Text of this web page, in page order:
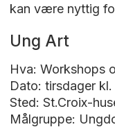
kan være nyttig
Ung Art
Hva: Workshops
Dato: tirsdager
Sted: St.Croix-
Målgruppe: